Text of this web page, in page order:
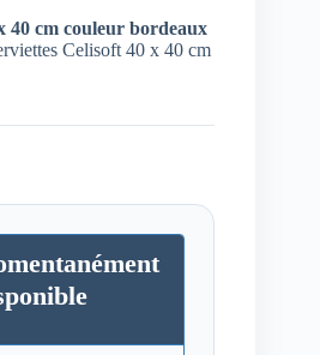
40 cm couleur bordeaux
Celisoft 40 x 40 cm